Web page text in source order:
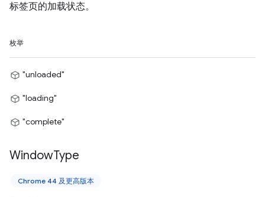
标签页的加载状态。
枚举
"unloaded"
"loading"
"complete"
WindowType
Chrome 44 及更高版本